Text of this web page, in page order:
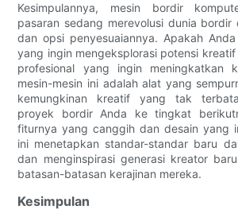
Kesimpulannya, mesin bordir
pasaran sedang merevolusi dunia bordir
dan opsi penyesuaiannya. Apakah
yang ingin mengeksplorasi potensi
profesional yang ingin meningkatkan
mesin-mesin ini adalah alat yang
kemungkinan kreatif yang tak
proyek bordir Anda ke tingkat
fiturnya yang canggih dan desain yang
ini menetapkan standar-standar baru
dan menginspirasi generasi kreator
batasan-batasan kerajinan mereka.
Kesimpulan